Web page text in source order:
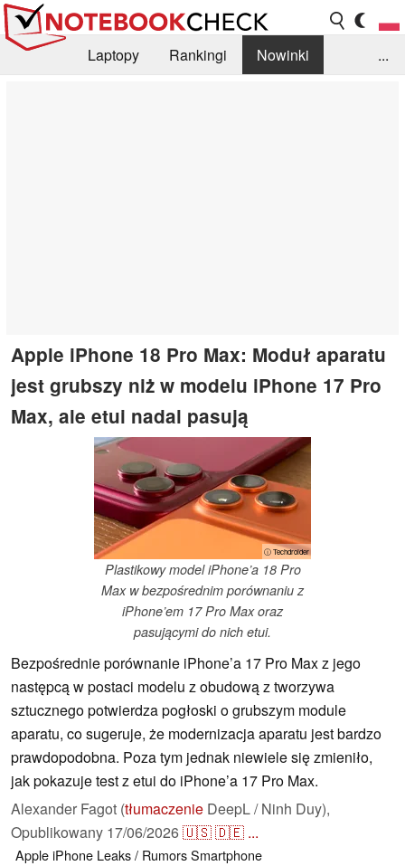
Laptopy Rankingi
Nowinki
...
Apple iPhone 18 Pro Max: Moduł aparatu
jest grubszy niż w modelu iPhone 17 Pro
Max, ale etui nadal pasują
ⓘ Techdroider
Plastikowy model iPhone’a 18 Pro
Max w bezpośrednim porównaniu z
iPhone’em 17 Pro Max oraz
pasującymi do nich etui.
Bezpośrednie porównanie iPhone’a 17 Pro Max z jego
następcą w postaci modelu z obudową z tworzywa
sztucznego potwierdza pogłoski o grubszym module
aparatu, co sugeruje, że modernizacja aparatu jest bardzo
prawdopodobna. Poza tym jednak niewiele się zmieniło,
jak pokazuje test z etui do iPhone’a 17 Pro Max.
Alexander Fagot (tłumaczenie DeepL / Ninh Duy),
Opublikowany 17/06/2026🇺🇸🇩🇪 ...
AppleiPhone Leaks / RumorsSmartphone